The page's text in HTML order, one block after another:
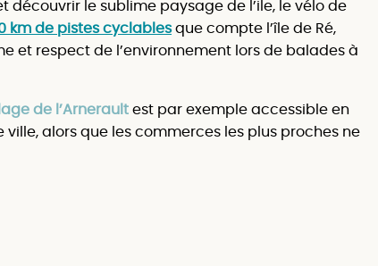
découvrir le sublime paysage de l’ile, le vélo de
km de pistes cyclablesque compte l’île de Ré,
et respect de l’environnement lors de balades à
de l’Arnerault est par exemple accessible en
alors que les commerces les plus proches ne